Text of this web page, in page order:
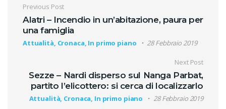
Navigazione articoli
Previous Post
Alatri – Incendio in un’abitazione, paura per
una famiglia
Attualità, Cronaca, In primo piano 28 Febbraio 2019
Next Post
Sezze – Nardi disperso sul Nanga Parbat,
partito l’elicottero: si cerca di localizzarlo
Attualità, Cronaca, In primo piano 28 Febbraio 2019